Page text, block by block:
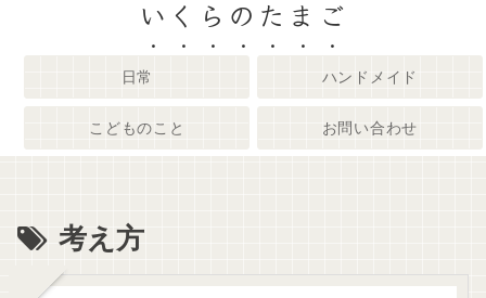
いくらのたまご
日常 ハンドメイド
こどものこと お問い合わせ
考え方